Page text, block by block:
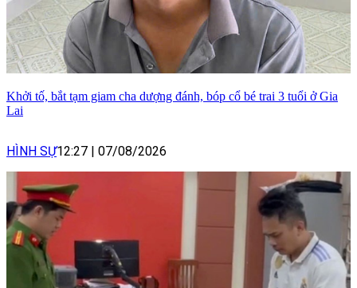
Khởi tố, bắt tạm giam cha dượng đánh, bóp cổ bé trai 3 tuổi ở Gia
Lai
HÌNH SỰ12:27 | 07/08/2026